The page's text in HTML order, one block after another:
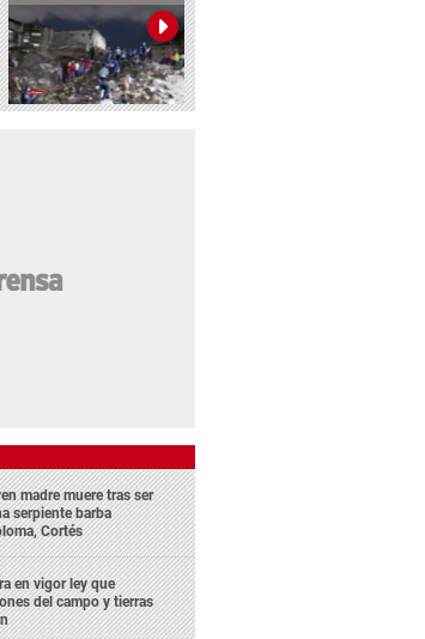
madre muere tras ser
serpiente barba
Cortés
en vigor ley que
del campo y tierras